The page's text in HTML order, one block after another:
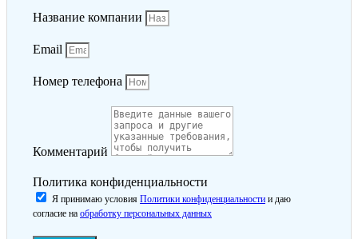
Название компании
Email
Номер телефона
Комментарий
Политика конфиденциальности
Я принимаю условия Политики конфиденциальности и даю
согласие на обработку персональных данных